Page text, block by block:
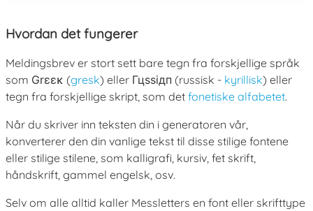
Hvordan det fungerer
Meldingsbrev er stort sett bare tegn fra forskjellige språk
som Grεεκ (gresk) eller Гцѕѕідп (russisk - kyrillisk) eller
tegn fra forskjellige skript, som det fonetiske alfabetet.
Når du skriver inn teksten din i generatoren vår,
konverterer den din vanlige tekst til disse stilige fontene
eller stilige stilene, som kalligrafi, kursiv, fet skrift,
håndskrift, gammel engelsk, osv.
Selv om alle alltid kaller Messletters en font eller skrifttype